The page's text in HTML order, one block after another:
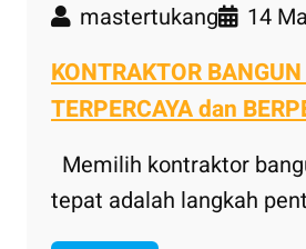
mastertukang 14
KONTRAKTOR
TERPERCAYA dan
Memilih kontraktor
tepat adalah langkah